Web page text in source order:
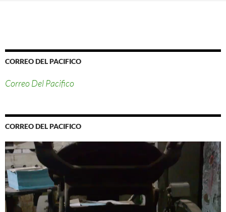
CORREO DEL PACIFICO
Correo Del Pacifico
CORREO DEL PACIFICO